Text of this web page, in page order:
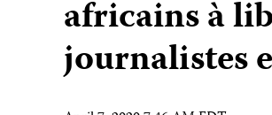
africains à
journalistes